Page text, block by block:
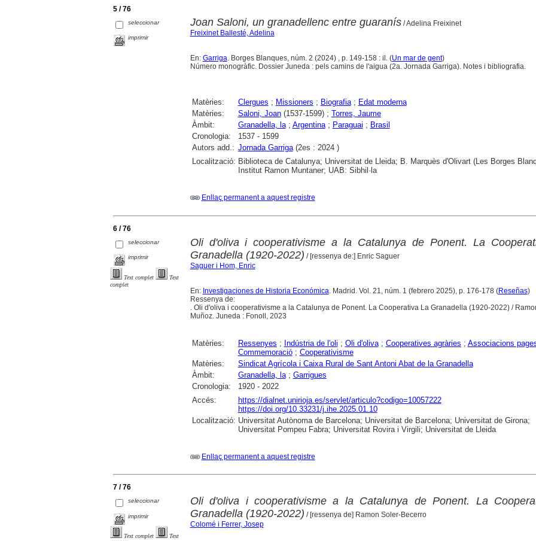
5 / 76
seleccionar
imprimir
Joan Saloni, un granadellenc entre guaranís/ Adelina Freixinet
Freixinet Ballesté, Adelina
En: Garriga. Borges Blanques, núm. 2 (2024) , p. 149-158 : il. (Un mar de gent)
Número monogràfic. Dossier Juneda : pels camins de l'aigua (2a. Jornada Garriga). Notes i bibliografia.
Matèries: Clergues ; Missioners ; Biografia; Edat moderna
Matèries:
Saloni, Joan(1537-1599) ; Torres, Jaume
Àmbit:
Granadella, la; Argentina; Paraguai ; Brasil
Cronologia:
1537 - 1599
Autors add.: Jornada Garriga(2es : 2024 )
Localització: Biblioteca de Catalunya; Universitat de Lleida; B. Marquès d'Olivart (Les Borges
Institut Ramon Muntaner; UAB: Sibhil·la
Enllaç permanent a aquest registre
6 / 76
seleccionar
imprimir
Text complet
Text
complet
Oli d'oliva i cooperativisme a la Catalunya de Ponent. La
Granadella (1920-2022) / [ressenya de:] Enric Saguer
Saguer i Hom, Enric
En: Investigaciones de Historia Económica . Madrid. Vol. 21, núm. 1 (febrero 2025), p. 176-178 (Reseñas)
Ressenya de:
. Oli d'oliva i cooperativisme a la Catalunya de Ponent. La Cooperativa La Granadella (1920-2022) /
Muñoz. Juneda : Fonoll, 2023
Matèries: Ressenyes ; Indústria de l'oli ; Oli d'oliva; Cooperatives agràries ; Associacions
Commemoració; Cooperativisme
Matèries:
Sindicat Agrícola i Caixa Rural de Sant Antoni Abat de la Granadella
Àmbit:
Granadella, la; Garrigues
Cronologia:
1920 - 2022
Accés:
https://dialnet.unirioja.es/servlet/articulo?codigo=10057222
https://doi.org/10.33231/j.ihe.2025.01.10
Localització: Universitat Autònoma de Barcelona; Universitat de Barcelona; Universitat de Girona;
Universitat Pompeu Fabra; Universitat Rovira i Virgili; Universitat de Lleida
Enllaç permanent a aquest registre
7 / 76
seleccionar
imprimir
Text complet
Text
Oli d'oliva i cooperativisme a la Catalunya de Ponent. La
Granadella (1920-2022) / [ressenya de] Ramon Soler-Becerro
Colomé i Ferrer, Josep